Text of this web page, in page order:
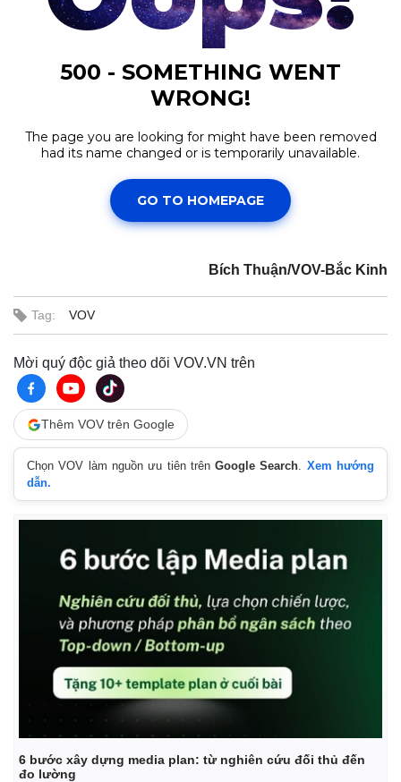
Thế giới
Quan sát
Multimedia
Video
Ảnh
E-Magazine
Bích Thuận/VOV-Bắc Kinh
Tag: VOV
Mời quý độc giả theo dõi VOV.VN trên
Thêm VOV trên Google
Chọn VOV làm nguồn ưu tiên trênGoogle Search. Xem hướng
dẫn.
6 bước xây dựng media plan: từ nghiên cứu đối thủ đến
đo lường